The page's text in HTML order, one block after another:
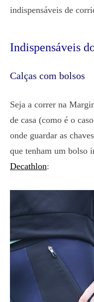
indispensáveis de
Indispensáveis
Calças com bolsos
Seja a correr na
de casa (como é o
onde guardar as
que tenham um bolso
Decathlon: